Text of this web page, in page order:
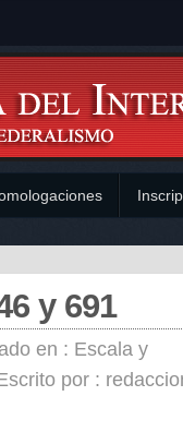
y 691
en : Escala y
por :